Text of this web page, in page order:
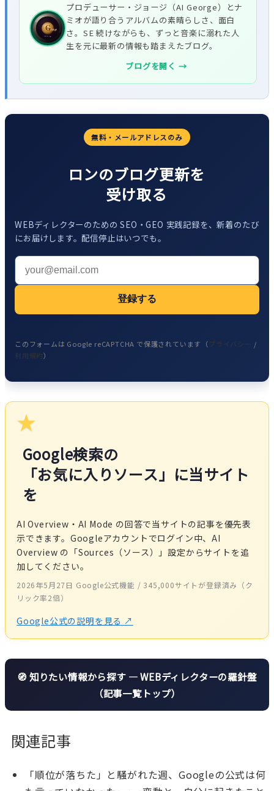
プロデューサー・ジョージ（AI George）とナ
ミオが語り合うアルバムの素晴らしさ、面白
さ。SE 続けながらも、ずっと音楽に溺れた人
生を元に最新の情報も踏まえたブログ。
ブログを開く →
無料・メールアドレスのみ
ロンのブログ更新を
受け取る
WEBディレクターのための SEO・GEO 実践記録を、新着のたび
にお届けします。配信停止はいつでも。
登録する
このフォームは Google reCAPTCHA で保護されています（プライバシー /
利用規約）
★
Google検索の
「お気に入りソース」に当サイト
を
AI Overview・AI Mode の回答で当サイトの記事を優先表
示できます。Googleアカウントでログイン中、AI
Overview の「Sources（ソース）」設定からサイトを追
加してください。
2026年5月27日 Google公式機能 / 345,000サイトが登録済み（ク
リック率2倍）
Google公式の説明を見る ↗
🧭 知りたい情報から探す — WEBディレクターの羅針盤
（記事一覧トップ）
関連記事
「順位が落ちた」と騒がれた週、Googleの公式は何